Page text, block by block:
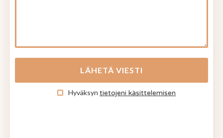
Hyväksyn tietojeni käsittelemisen